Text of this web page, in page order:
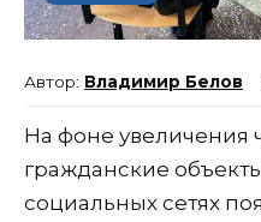
Владимир Белов
На фоне увеличения
гражданские
социальных сетях